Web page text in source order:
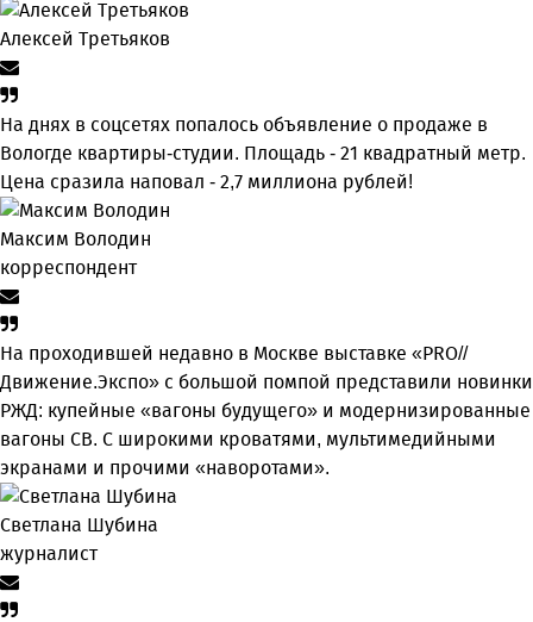
Алексей Третьяков
На днях в соцсетях попалось объявление о продаже в
Вологде квартиры-студии. Площадь - 21 квадратный метр.
Цена сразила наповал - 2,7 миллиона рублей!
Максим Володин
корреспондент
На проходившей недавно в Мос­кве выставке «PRO//
Движение.Экспо» с большой помпой представили новинки
РЖД: купейные «вагоны будущего» и модернизированные
вагоны СВ. С широкими кроватями, мультимедийными
экранами и прочими «наворотами».
Светлана Шубина
журналист